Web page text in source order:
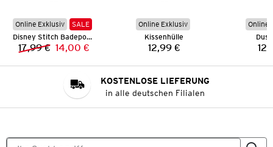
Online Exklusiv
SALE
Disney Stitch Badeponcho
Vorheriger Preis:
17,99 € Neuer Preis:
14,00 €
Online Exklusiv
Kissenhülle
Preis:
12,99 €
Online
KOSTENLOSE LIEFERUNG
in alle deutschen Filialen